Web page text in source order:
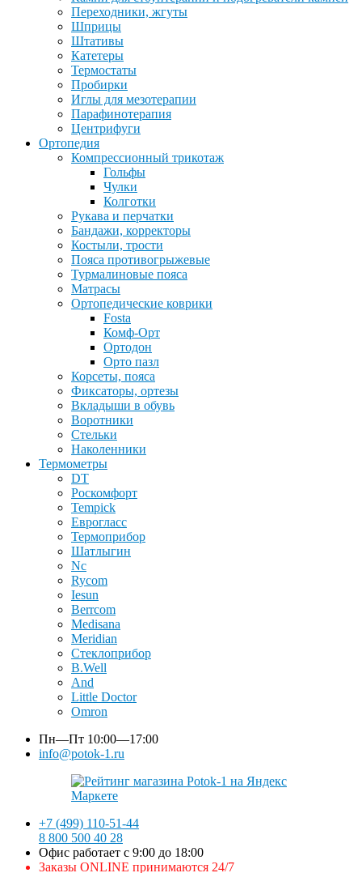
Переходники, жгуты
Шприцы
Штативы
Катетеры
Термостаты
Пробирки
Иглы для мезотерапии
Парафинотерапия
Центрифуги
Ортопедия
Компрессионный трикотаж
Гольфы
Чулки
Колготки
Рукава и перчатки
Бандажи, корректоры
Костыли, трости
Пояса противогрыжевые
Турмалиновые пояса
Матрасы
Ортопедические коврики
Fosta
Комф-Орт
Ортодон
Орто пазл
Корсеты, пояса
Фиксаторы, ортезы
Вкладыши в обувь
Воротники
Стельки
Наколенники
Термометры
DT
Роскомфорт
Tempick
Еврогласс
Термоприбор
Шатлыгин
Nc
Rycom
Iesun
Berrcom
Medisana
Meridian
Стеклоприбор
B.Well
And
Little Doctor
Omron
Пн—Пт 10:00—17:00
info@potok-1.ru
+7 (499) 110-51-44
8 800 500 40 28
Офис работает с 9:00 до 18:00
Заказы ONLINE принимаются 24/7